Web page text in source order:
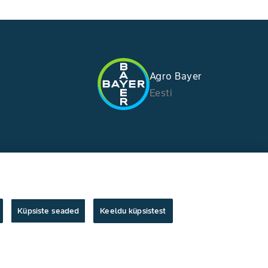
Agro Bayer
Eesti
Küpsiste seaded Keeldu küpsistest